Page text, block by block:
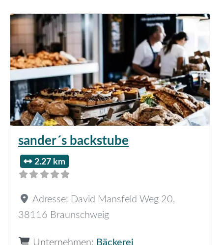
sander´s backstube
2.27 km
Adresse: David Mansfeld Weg 20,
38116 Braunschweig
Unternehmen: Bäckerei